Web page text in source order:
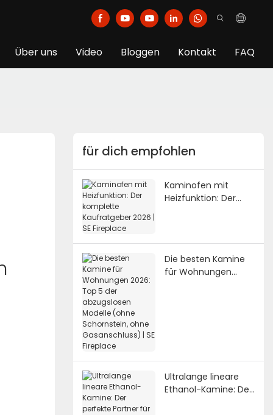
Über uns Video Bloggen Kontakt FAQ
für dich empfohlen
Kaminofen mit
Heizfunktion: Der
Die besten Kamine
für Wohnungen
Ultralange lineare
Ethanol-Kamine: Der